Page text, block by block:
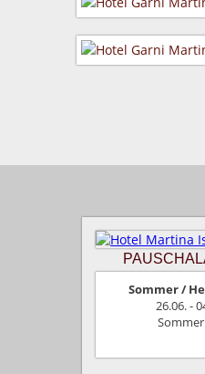
Sommer /
26.06. -